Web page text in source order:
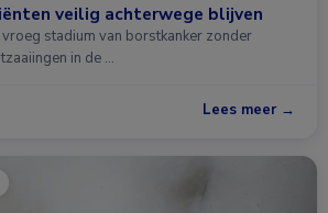
veilig achterwege blijven
stadium van borstkanker zonder
in de …
Lees meer →